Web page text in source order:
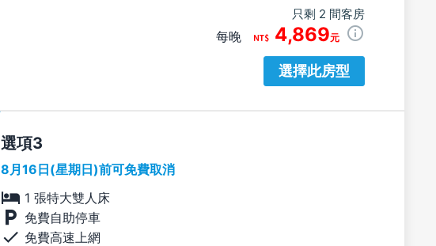
只剩 2 間客房
每晚 4,869元
選擇此房型
選項
8月16日(星期日)前可免費取消
1 張特大雙人床
免費自助停車
免費高速上網